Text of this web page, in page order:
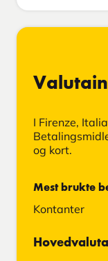
I Firenze,
og kort.
Mest brukte
Kontanter